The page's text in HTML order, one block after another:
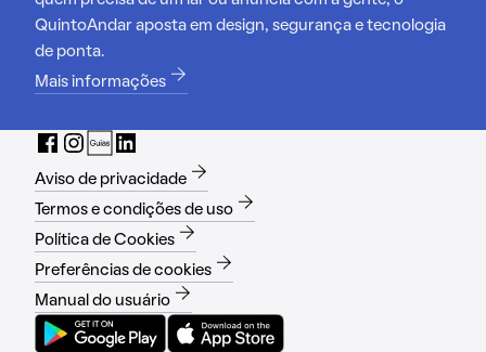
QuintoAndar aposta em design, segurança e tecnologia
de ponta.
Mais informações
Aviso de privacidade
Termos e condições de uso
Política de Cookies
Preferências de cookies
Manual do usuário